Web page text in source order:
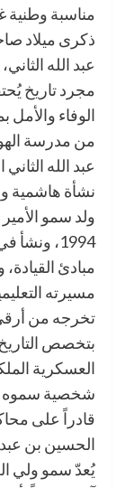
مناسبة وطنية
ذكرى ميلاد
عبد الله
مجرد تاريخ
الوفاء
من مدرسة
عبد الله
نشأة هاشمية
1994،
مبادئ
مسيرته
تخرجه من
بتخصص
العسكرية
شخصية سموه
قادراً على
الحسين بن
يُعدّ سمو ولي